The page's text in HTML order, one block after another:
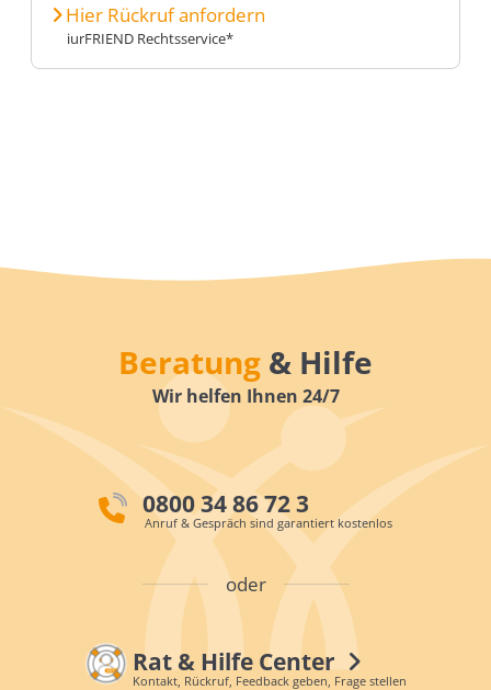
Hier Rückruf anfordern
iurFRIEND Rechtsservice*
Beratung & Hilfe
Wir helfen Ihnen 24/7
0800 34 86 72 3
Anruf & Gespräch sind garantiert kostenlos
oder
Rat & Hilfe Center
Kontakt, Rückruf, Feedback geben, Frage stellen